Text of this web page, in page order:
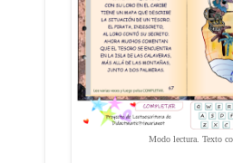
Modo lectura. Texto